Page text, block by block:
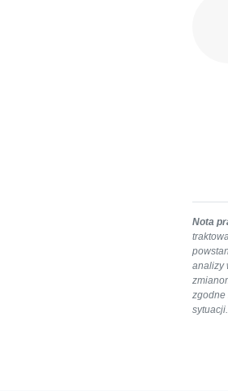
Nota
analizy
zgodne